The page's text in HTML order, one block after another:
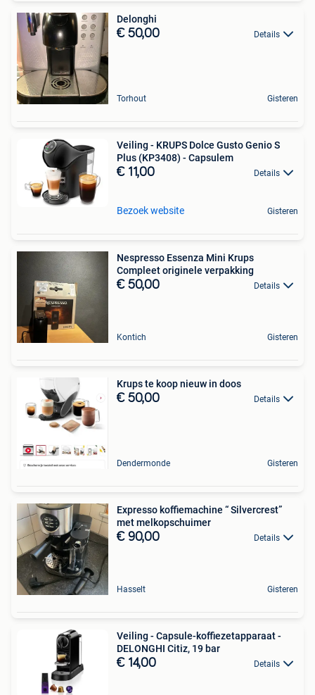
Delonghi
€ 50,00 Details
Torhout Gisteren
Veiling - KRUPS Dolce Gusto Genio S
Plus (KP3408) - Capsulem
€ 11,00 Details
Bezoek website Gisteren
Nespresso Essenza Mini Krups
Compleet originele verpakking
€ 50,00 Details
Kontich Gisteren
Krups te koop nieuw in doos
€ 50,00 Details
Dendermonde Gisteren
Expresso koffiemachine “ Silvercrest”
met melkopschuimer
€ 90,00 Details
Hasselt Gisteren
Veiling - Capsule-koffiezetapparaat -
DELONGHI Citiz, 19 bar
€ 14,00 Details